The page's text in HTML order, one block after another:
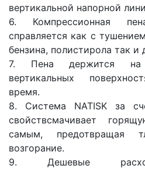
вертикальной напорной
6. Компрессионная
справляется как с
бензина, полистирола так и
7. Пена держится на
вертикальных
время.
8. Система NATISK за
свойствсмачивает
самым, предотвращая
возгорание.
9. Дешевые